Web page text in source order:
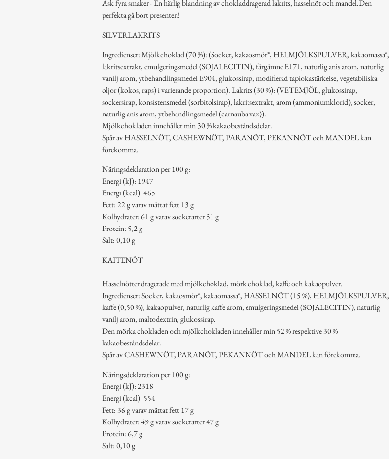
Ask fyra smaker - En härlig blandning av chokladdragerad lakrits, hasselnöt och mandel.Den
perfekta gå bort presenten!
SILVERLAKRITS
Ingredienser: Mjölkchoklad (70 %): (Socker, kakaosmör*, HELMJÖLKSPULVER, kakaomassa*,
lakritsextrakt, emulgeringsmedel (SOJALECITIN), färgämne E171, naturlig anis arom, naturlig
vanilj arom, ytbehandlingsmedel E904, glukossirap, modifierad tapiokastärkelse, vegetabiliska
oljor (kokos, raps) i varierande proportion). Lakrits (30 %): (VETEMJÖL, glukossirap,
sockersirap, konsistensmedel (sorbitolsirap), lakritsextrakt, arom (ammoniumklorid), socker,
naturlig anis arom, ytbehandlingsmedel (carnauba vax)).
Mjölkchokladen innehåller min 30 % kakaobeståndsdelar.
Spår av HASSELNÖT, CASHEWNÖT, PARANÖT, PEKANNÖT och MANDEL kan
förekomma.
Näringsdeklaration per 100 g:
Energi (kJ): 1947
Energi (kcal): 465
Fett: 22 g varav mättat fett 13 g
Kolhydrater: 61 g varav sockerarter 51 g
Protein: 5,2 g
Salt: 0,10 g
KAFFENÖT
Hasselnötter dragerade med mjölkchoklad, mörk choklad, kaffe och kakaopulver.
Ingredienser: Socker, kakaosmör*, kakaomassa*, HASSELNÖT (15 %), HELMJÖLKSPULVER,
kaffe (0,50 %), kakaopulver, naturlig kaffe arom, emulgeringsmedel (SOJALECITIN), naturlig
vanilj arom, maltodextrin, glukossirap.
Den mörka chokladen och mjölkchokladen innehåller min 52 % respektive 30 %
kakaobeståndsdelar.
Spår av CASHEWNÖT, PARANÖT, PEKANNÖT och MANDEL kan förekomma.
Näringsdeklaration per 100 g:
Energi (kJ): 2318
Energi (kcal): 554
Fett: 36 g varav mättat fett 17 g
Kolhydrater: 49 g varav sockerarter 47 g
Protein: 6,7 g
Salt: 0,10 g